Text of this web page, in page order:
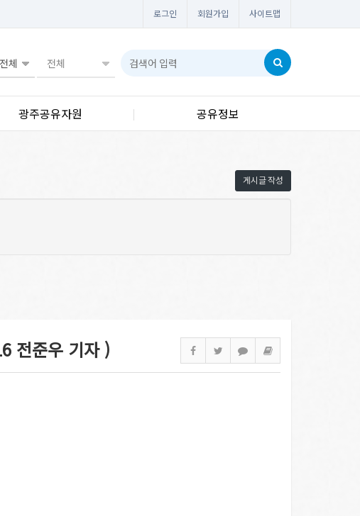
로그인 회원가입 사이트맵
광주공유자원 공유정보
게시글 작성
전준우 기자 )